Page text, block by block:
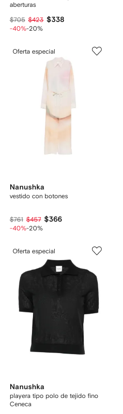
aberturas
$705 $423 $338
-40%-20%
Oferta especial
Nanushka
vestido con botones
$761 $457 $366
-40%-20%
Oferta especial
Nanushka
playera tipo polo de tejido fino
Ceneca